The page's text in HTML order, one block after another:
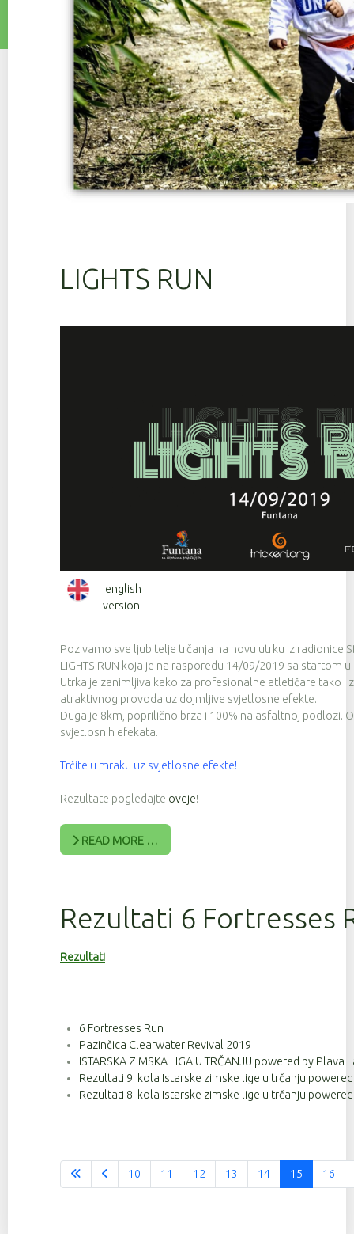
LIGHTS RUN
english
version
Pozivamo sve ljubitelje trčanja na novu utrku iz radionice
LIGHTS RUN koja je na rasporedu 14/09/2019 sa startom
Utrka je zanimljiva kako za profesionalne atletičare tako i
atraktivnog provoda uz dojmljive svjetlosne efekte.
Duga je 8km, poprilično brza i 100% na asfaltnoj podlozi.
svjetlosnih efekata.
Trčite u mraku uz svjetlosne efekte!
Rezultate pogledajte ovdje!
READ MORE …
Rezultati 6 Fortresses
Rezultati
6 Fortresses Run
Pazinčica Clearwater Revival 2019
ISTARSKA ZIMSKA LIGA U TRČANJU powered by
Rezultati 9. kola Istarske zimske lige u trčanju
Rezultati 8. kola Istarske zimske lige u trčanju
10 11 12 13 14 15 16